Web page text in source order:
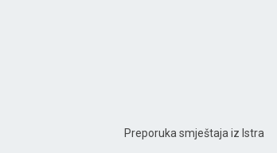
Preporuka smještaja iz Istra